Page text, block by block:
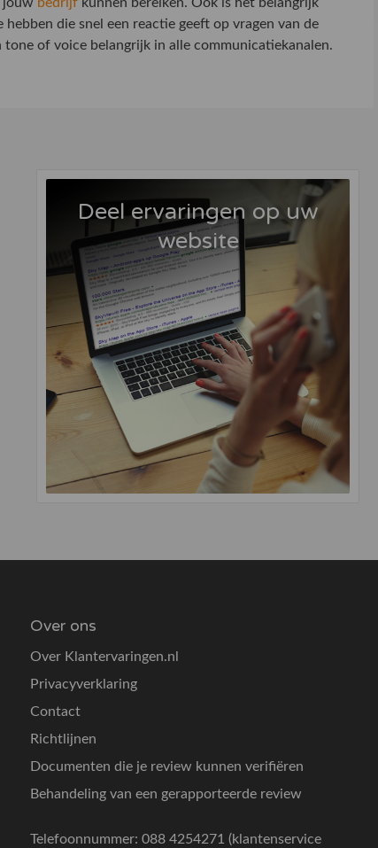
die snel een reactie geeft op vragen van de
of voice belangrijk in alle communicatiekanalen.
Deel ervaringen op uw
website
Over ons
Over Klantervaringen.nl
Privacyverklaring
Contact
Richtlijnen
Documenten die je review kunnen verifiëren
Behandeling van een gerapporteerde review
Telefoonnummer: 088 4254271 (klantenservice